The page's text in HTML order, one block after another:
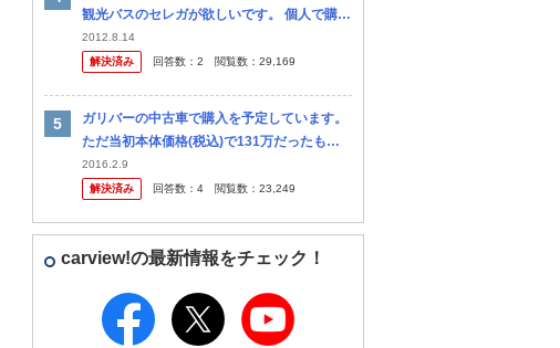
観光バスのセレガが欲しいです。 個人で購入
することは可能でしょうか？？ また価格は3
000万円程といいますが払えるか不明です＾
2012.8.14
解決済み
回答数： 2 閲覧数： 29,169
ガリバーの中古車で購入を予定しています。
ただ当初本体価格(税込)で131万だったもの
が正式に頂いた見積りの本体価格が139万に
値引39000円ほど付いて結果的に本体価格が
2016.2.9
解決済み
回答数： 4 閲覧数： 23,249
carview!の最新情報をチェック！